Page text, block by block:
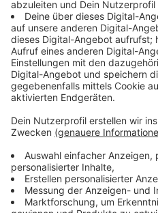
Der heimische
Isselguss im Rahmen
„AusgezeichnetAusbilden!“
Fachkräfte werden immer
aktuell. Deshalb ist es so
unserer Region auch
auch als Ansporn für andere
Isselburger Firma für ihr
Bereich der dualen
erhalten. Isselguss sei
in der Stadt, sondern auch
Ausbildungsbetrieb.
arbeiten teils gemeinsam